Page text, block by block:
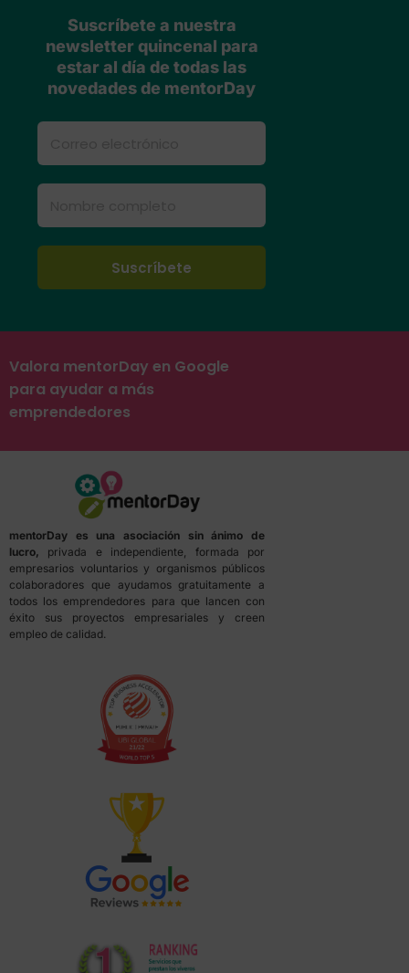
Suscríbete a nuestra
newsletter quincenal para
estar al día de todas las
novedades de mentorDay
Valora mentorDay en Google
para ayudar a más
emprendedores
mentorDay es una asociación sin ánimo de
lucro, privada e independiente, formada por
empresarios voluntarios y organismos públicos
colaboradores que ayudamos gratuitamente a
todos los emprendedores para que lancen con
éxito sus proyectos empresariales y creen
empleo de calidad.